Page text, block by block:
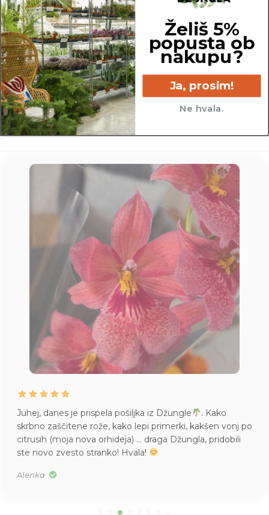
12 cm
Juhej, danes je prispela pošiljka iz Džungle
. Kako
skrbno zaščitene rože, kako lepi primerki, kakšen vonj po
citrusih (moja nova orhideja) … draga Džungla, pridobili
ste novo zvesto stranko! Hvala!
Alenka
Želiš 5%
popusta ob
nakupu?
Ja, prosim!
Ne hvala.